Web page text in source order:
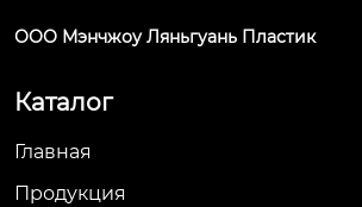
ООО Мэнчжоу Ляньгуань Пластик
Каталог
Главная
Продукция